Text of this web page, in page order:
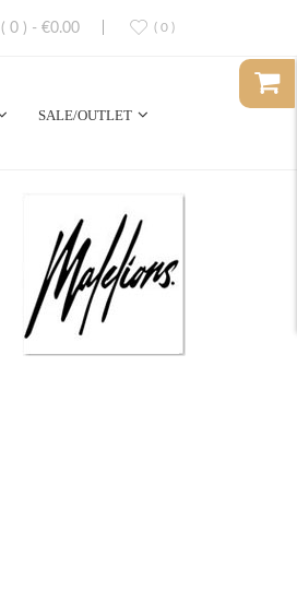
( 0 )
( 0 ) - €0.00
SALE/OUTLET